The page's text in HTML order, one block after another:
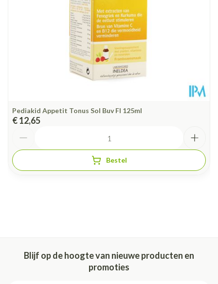
kleurstoffen
Kamertemperatuur (15°C -
25°C)
Pediakid Appetit Tonus Sol Buv Fl 125ml
€ 12,65
Bestel
Blijf op de hoogte van nieuwe producten en
promoties